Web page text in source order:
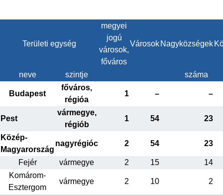
Területi egység
megyei
jogú
városok,
főváros
Városok Nagyközségek
neve szintje száma
Budapest
főváros,
régióa
1 – –
Pest
vármegye,
régiób
1 54 23
Közép-
Magyarország
nagyrégióc 2 54 23
Fejér vármegye 2 15
14
Komárom-
Esztergom
vármegye 2 10 2